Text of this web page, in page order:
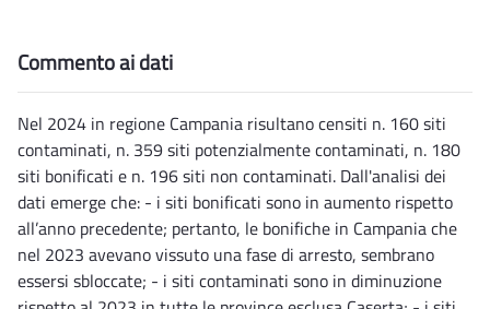
Commento ai dati
Nel 2024 in regione Campania risultano censiti n. 160 siti
contaminati, n. 359 siti potenzialmente contaminati, n. 180
siti bonificati e n. 196 siti non contaminati. Dall'analisi dei
dati emerge che: - i siti bonificati sono in aumento rispetto
all’anno precedente; pertanto, le bonifiche in Campania che
nel 2023 avevano vissuto una fase di arresto, sembrano
essersi sbloccate; - i siti contaminati sono in diminuzione